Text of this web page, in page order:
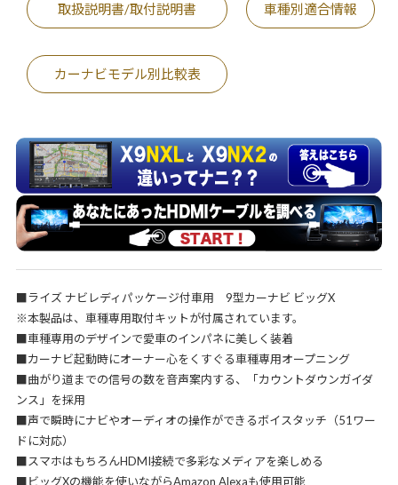
取扱説明書/取付説明書 車種別適合情報
カーナビモデル別比較表
■ライズ ナビレディパッケージ付車用 9型カーナビ ビッグX
※本製品は、車種専用取付キットが付属されています。
■車種専用のデザインで愛車のインパネに美しく装着
■カーナビ起動時にオーナー心をくすぐる車種専用オープニング
■曲がり道までの信号の数を音声案内する、「カウントダウンガイダ
ンス」を採用
■声で瞬時にナビやオーディオの操作ができるボイスタッチ（51ワー
ドに対応）
■スマホはもちろんHDMI接続で多彩なメディアを楽しめる
■ビッグXの機能を使いながらAmazon Alexaも使用可能